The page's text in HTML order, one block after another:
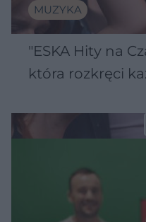
MUZYKA
"ESKA Hity na
która rozkręci